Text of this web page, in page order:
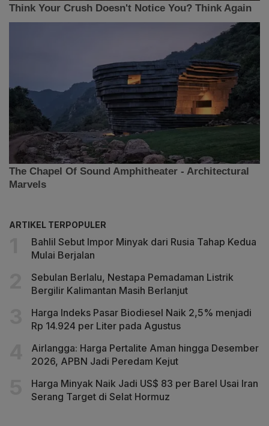
ARTIKEL TERPOPULER
Bahlil Sebut Impor Minyak dari Rusia Tahap Kedua
Mulai Berjalan
Sebulan Berlalu, Nestapa Pemadaman Listrik
Bergilir Kalimantan Masih Berlanjut
Harga Indeks Pasar Biodiesel Naik 2,5% menjadi
Rp 14.924 per Liter pada Agustus
Airlangga: Harga Pertalite Aman hingga Desember
2026, APBN Jadi Peredam Kejut
Harga Minyak Naik Jadi US$ 83 per Barel Usai Iran
Serang Target di Selat Hormuz